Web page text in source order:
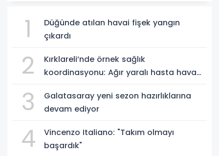
1
Düğünde atılan havai fişek yangın
çıkardı
2
Kırklareli’nde örnek sağlık
koordinasyonu: Ağır yaralı hasta hava
3
Galatasaray yeni sezon hazırlıklarına
devam ediyor
4
Vincenzo Italiano: "Takım olmayı
başardık"